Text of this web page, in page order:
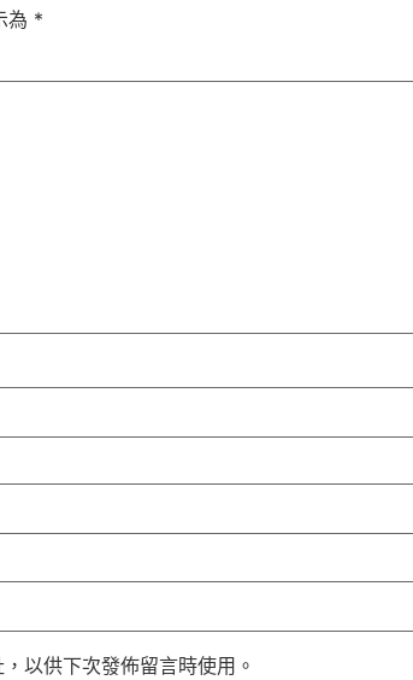
為 *
以供下次發佈留言時使用。